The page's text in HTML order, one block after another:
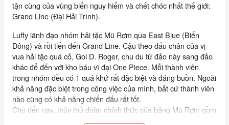
tận cùng của vùng biển nguy hiểm và chết chóc nhất thế giới:
Grand Line (Đại Hải Trình).
Luffy lãnh đạo nhóm hải tặc Mũ Rơm qua East Blue (Biển
Đông) và rồi tiến đến Grand Line. Cậu theo dấu chân của vị
vua hải tặc quá cố, Gol D. Roger, chu du từ đảo này sang đảo
khác để đến với kho báu vĩ đại One Piece. Mỗi thành viên
trong nhóm đều có 1 quá khứ rất đặc biệt và đáng buồn. Ngoài
khả năng đặc biệt trong công việc của mình, bất cứ thành viên
nào cũng có khả năng chiến đấu rất tốt.
Cho đến nay, thủy thủ đoàn chính thức của băng Mũ Rơm gồm